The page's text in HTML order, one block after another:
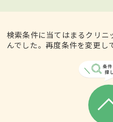
検索条件に当てはまるクリニ
んでした。再度条件を変更し